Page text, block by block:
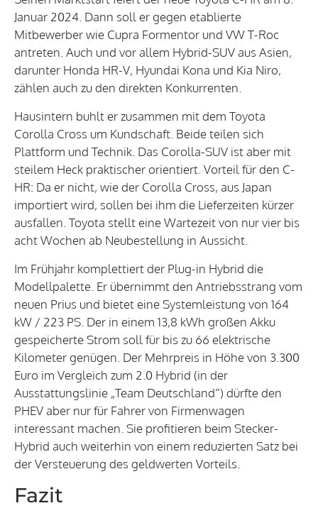
Januar 2024. Dann soll er gegen etablierte
Mitbewerber wie Cupra Formentor und VW T-Roc
antreten. Auch und vor allem Hybrid-SUV aus Asien,
darunter Honda HR-V, Hyundai Kona und Kia Niro,
zählen auch zu den direkten Konkurrenten.
Hausintern buhlt er zusammen mit dem Toyota
Corolla Cross um Kundschaft. Beide teilen sich
Plattform und Technik. Das Corolla-SUV ist aber mit
steilem Heck praktischer orientiert. Vorteil für den C-
HR: Da er nicht, wie der Corolla Cross, aus Japan
importiert wird, sollen bei ihm die Lieferzeiten kürzer
ausfallen. Toyota stellt eine Wartezeit von nur vier bis
acht Wochen ab Neubestellung in Aussicht.
Im Frühjahr komplettiert der Plug-in Hybrid die
Modellpalette. Er übernimmt den Antriebsstrang vom
neuen Prius und bietet eine Systemleistung von 164
kW / 223 PS. Der in einem 13,8 kWh großen Akku
gespeicherte Strom soll für bis zu 66 elektrische
Kilometer genügen. Der Mehrpreis in Höhe von 3.300
Euro im Vergleich zum 2.0 Hybrid (in der
Ausstattungslinie „Team Deutschland“) dürfte den
PHEV aber nur für Fahrer von Firmenwagen
interessant machen. Sie profitieren beim Stecker-
Hybrid auch weiterhin von einem reduzierten Satz bei
der Versteuerung des geldwerten Vorteils.
Fazit